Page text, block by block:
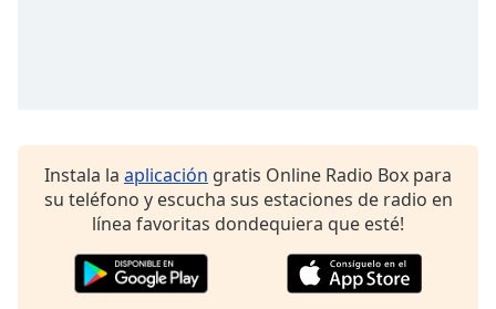
and
Instala la aplicación gratis Online Radio Box para
su teléfono y escucha sus estaciones de radio en
línea favoritas dondequiera que esté!